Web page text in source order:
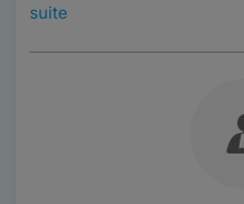
suite